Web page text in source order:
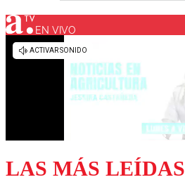
EN VIVO
LAS MÁS LEÍDAS